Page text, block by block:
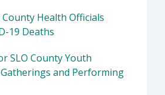
Health Officials
19 Deaths
SLO County Youth
and Performing